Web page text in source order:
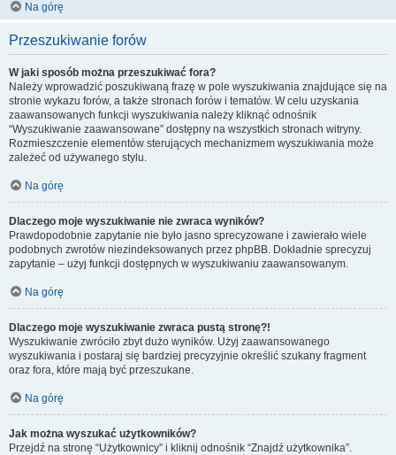
Na górę
Przeszukiwanie forów
W jaki sposób można przeszukiwać fora?
Należy wprowadzić poszukiwaną frazę w pole wyszukiwania znajdujące się na
stronie wykazu forów, a także stronach forów i tematów. W celu uzyskania
zaawansowanych funkcji wyszukiwania należy kliknąć odnośnik
“Wyszukiwanie zaawansowane” dostępny na wszystkich stronach witryny.
Rozmieszczenie elementów sterujących mechanizmem wyszukiwania może
zależeć od używanego stylu.
Na górę
Dlaczego moje wyszukiwanie nie zwraca wyników?
Prawdopodobnie zapytanie nie było jasno sprecyzowane i zawierało wiele
podobnych zwrotów niezindeksowanych przez phpBB. Dokładnie sprecyzuj
zapytanie – użyj funkcji dostępnych w wyszukiwaniu zaawansowanym.
Na górę
Dlaczego moje wyszukiwanie zwraca pustą stronę?!
Wyszukiwanie zwróciło zbyt dużo wyników. Użyj zaawansowanego
wyszukiwania i postaraj się bardziej precyzyjnie określić szukany fragment
oraz fora, które mają być przeszukane.
Na górę
Jak można wyszukać użytkowników?
Przejdź na stronę “Użytkownicy” i kliknij odnośnik “Znajdź użytkownika”.